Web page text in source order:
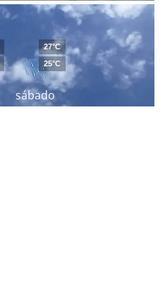
sábado
27°C
25°C